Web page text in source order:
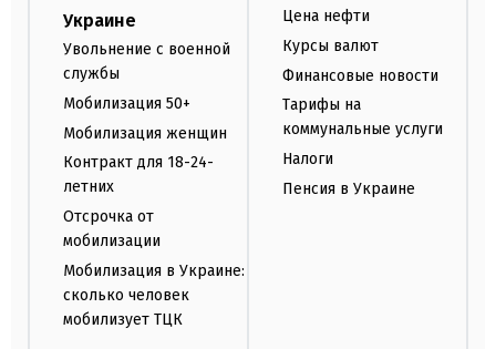
Украине
Увольнение с военной
службы
Мобилизация 50+
Мобилизация женщин
Контракт для 18-24-
летних
Отсрочка от
мобилизации
Мобилизация в Украине:
сколько человек
мобилизует ТЦК
Цена нефти
Курсы валют
Финансовые новости
Тарифы на
коммунальные услуги
Налоги
Пенсия в Украине